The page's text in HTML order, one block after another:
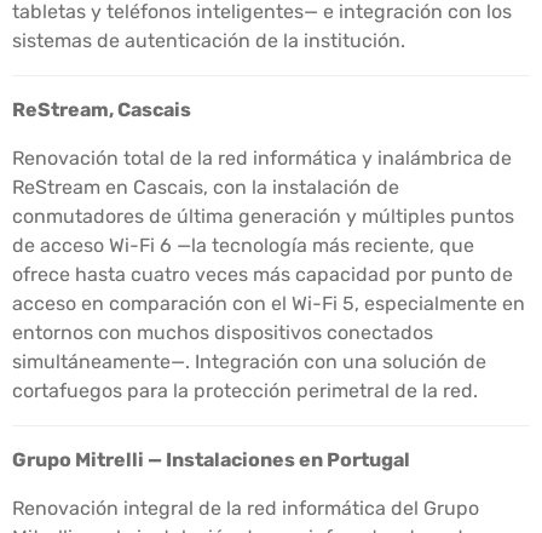
tabletas y teléfonos inteligentes— e integración con los
sistemas de autenticación de la institución.
ReStream, Cascais
Renovación total de la red informática y inalámbrica de
ReStream en Cascais, con la instalación de
conmutadores de última generación y múltiples puntos
de acceso Wi-Fi 6 —la tecnología más reciente, que
ofrece hasta cuatro veces más capacidad por punto de
acceso en comparación con el Wi-Fi 5, especialmente en
entornos con muchos dispositivos conectados
simultáneamente—. Integración con una solución de
cortafuegos para la protección perimetral de la red.
Grupo Mitrelli — Instalaciones en Portugal
Renovación integral de la red informática del Grupo